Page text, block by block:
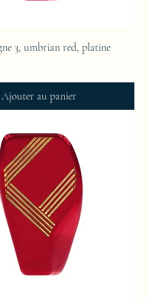
3, umbrian red, platine
Ajouter au panier